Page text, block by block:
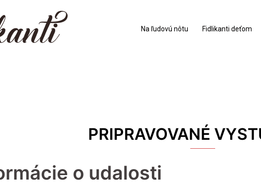
Na ľudovú nôtu Fidlikanti deťom
PRIPRAVOVANÉ
o udalosti